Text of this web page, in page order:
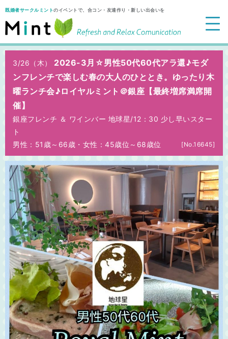
既婚者サークルミントのイベントで、合コン・友達作り・新しい出会いを
3/26（木）
2026-3月☆男性50代60代アラ還♪モダ
ンフレンチで楽しむ春の大人のひととき。ゆったり木
曜ランチ会♪ロイヤルミント＠銀座【最終増席満席開
催】
銀座フレンチ ＆ ワインバー 地球星/12：30 少し早いスター
ト
男性：51歳～66歳 ・ 女性：45歳位～68歳位 [No.16645]